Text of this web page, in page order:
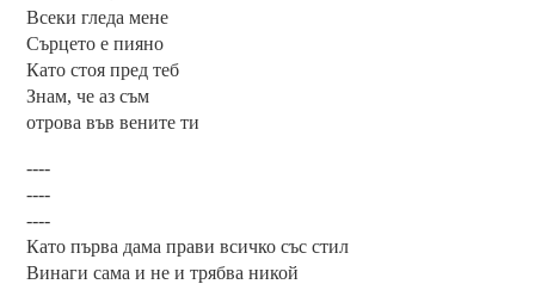
Всеки гледа мене
Сърцето е пияно
Като стоя пред теб
Знам, че аз съм
отрова във вените ти
----
----
----
Като първа дама прави всичко със стил
Винаги сама и не и трябва никой